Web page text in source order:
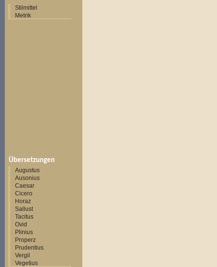
Stilmittel
Metrik
Übersetzungen
Augustus
Ausonius
Caesar
Cicero
Horaz
Sallust
Tacitus
Ovid
Plinius
Properz
Prudentius
Vergil
Vegetius